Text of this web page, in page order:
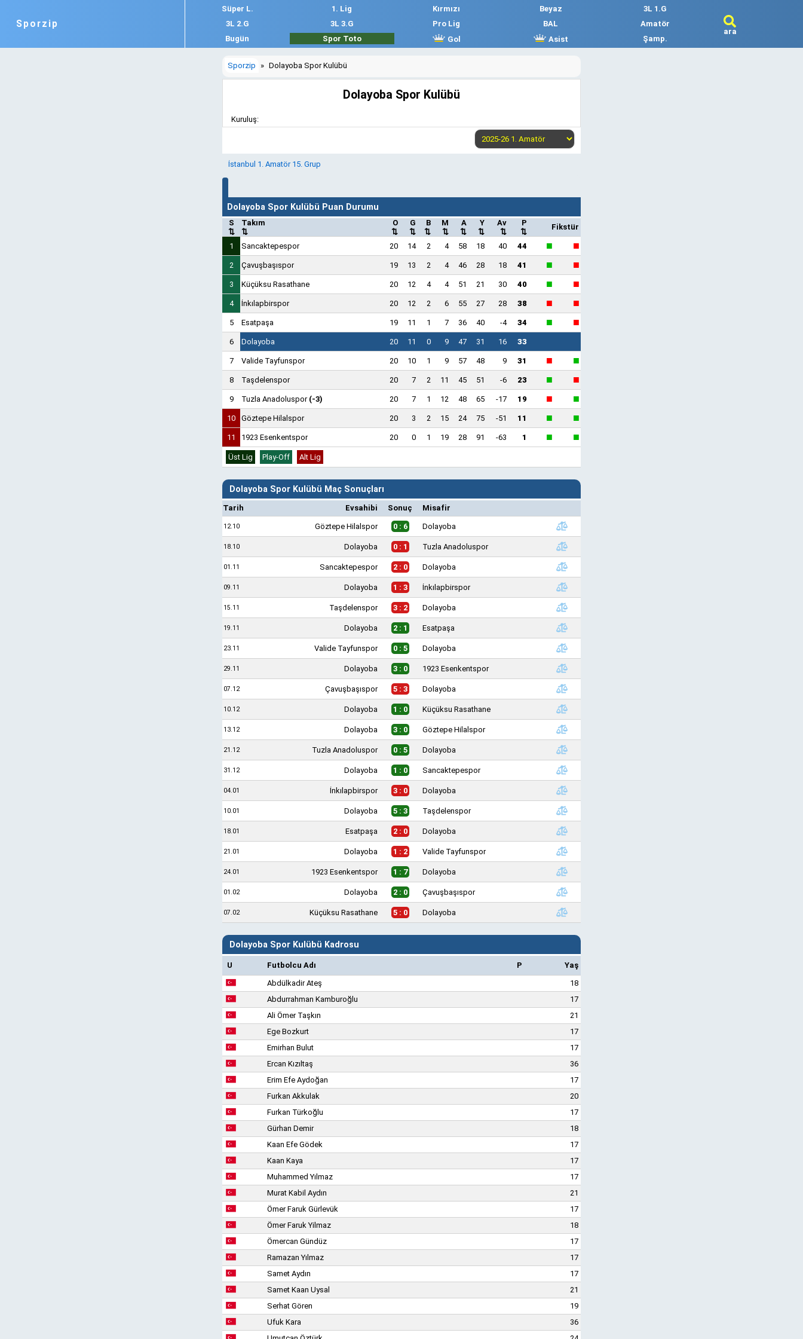
Sporzip
Süper L. 1. Lig Kırmızı Beyaz
3L 1.G
3L 2.G
3L 3.G Pro Lig BAL
Amatör
Bugün
Spor Toto Gol Asist Şamp.
ara
Sporzip » Dolayoba Spor Kulübü
Dolayoba Spor Kulübü
Kuruluş:
İstanbul 1. Amatör 15. Grup
Dolayoba Spor Kulübü Puan Durumu
S
⇅
Takım
⇅
O
⇅
G
⇅
B
⇅
M
⇅
A
⇅
Y
⇅
Av
⇅
P
⇅
Fikstür
1 Sancaktepespor 20 14 2 4 58 18 40 44 ■ ■
2 Çavuşbaşıspor 19 13 2 4 46 28 18 41 ■ ■
3 Küçüksu Rasathane 20 12 4 4 51 21 30 40 ■ ■
4 İnkılapbirspor 20 12 2 6 55 27 28 38 ■ ■
5 Esatpaşa 19 11 1 7 36 40 -4 34 ■ ■
6 Dolayoba 20 11 0 9 47 31 16 33
7 Valide Tayfunspor 20 10 1 9 57 48 9 31 ■ ■
8 Taşdelenspor 20 7 2 11 45 51 -6 23 ■ ■
9 Tuzla Anadoluspor (-3) 20 7 1 12 48 65 -17 19 ■ ■
10 Göztepe Hilalspor 20 3 2 15 24 75 -51 11 ■ ■
11 1923 Esenkentspor 20 0 1 19 28 91 -63 1 ■ ■
Üst Lig Play-Off Alt Lig
Dolayoba Spor Kulübü Maç Sonuçları
Tarih Evsahibi Sonuç Misafir
12.10 Göztepe Hilalspor 0 : 6 Dolayoba
18.10 Dolayoba 0 : 1 Tuzla Anadoluspor
01.11 Sancaktepespor 2 : 0 Dolayoba
09.11 Dolayoba 1 : 3 İnkılapbirspor
15.11 Taşdelenspor 3 : 2 Dolayoba
19.11 Dolayoba 2 : 1 Esatpaşa
23.11 Valide Tayfunspor 0 : 5 Dolayoba
29.11 Dolayoba 3 : 0 1923 Esenkentspor
07.12 Çavuşbaşıspor 5 : 3 Dolayoba
10.12 Dolayoba 1 : 0 Küçüksu Rasathane
13.12 Dolayoba 3 : 0 Göztepe Hilalspor
21.12 Tuzla Anadoluspor 0 : 5 Dolayoba
31.12 Dolayoba 1 : 0 Sancaktepespor
04.01 İnkılapbirspor 3 : 0 Dolayoba
10.01 Dolayoba 5 : 3 Taşdelenspor
18.01 Esatpaşa 2 : 0 Dolayoba
21.01 Dolayoba 1 : 2 Valide Tayfunspor
24.01 1923 Esenkentspor 1 : 7 Dolayoba
01.02 Dolayoba 2 : 0 Çavuşbaşıspor
07.02 Küçüksu Rasathane 5 : 0 Dolayoba
Dolayoba Spor Kulübü Kadrosu
U Futbolcu Adı P
Yaş
Abdülkadir Ateş
18
Abdurrahman Kamburoğlu
17
Ali Ömer Taşkın
21
Ege Bozkurt
17
Emirhan Bulut
17
Ercan Kızıltaş
36
Erim Efe Aydoğan
17
Furkan Akkulak
20
Furkan Türkoğlu
17
Gürhan Demir
18
Kaan Efe Gödek
17
Kaan Kaya
17
Muhammed Yılmaz
17
Murat Kabil Aydın
21
Ömer Faruk Gürlevük
17
Ömer Faruk Yilmaz
18
Ömercan Gündüz
17
Ramazan Yılmaz
17
Samet Aydın
17
Samet Kaan Uysal
21
Serhat Gören
19
Ufuk Kara
36